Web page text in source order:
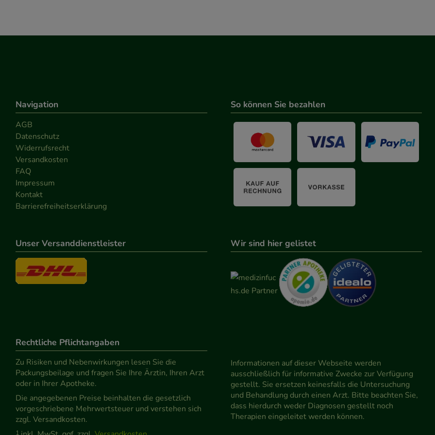
Navigation
AGB
Datenschutz
Widerrufsrecht
Versandkosten
FAQ
Impressum
Kontakt
Barrierefreiheitserklärung
So können Sie bezahlen
Unser Versanddienstleister Wir sind hier gelistet
Rechtliche Pflichtangaben
Zu Risiken und Nebenwirkungen lesen Sie die
Packungsbeilage und fragen Sie Ihre Ärztin, Ihren Arzt
oder in Ihrer Apotheke.
Die angegebenen Preise beinhalten die gesetzlich
vorgeschriebene Mehrwertsteuer und verstehen sich
zzgl. Versandkosten.
1
Informationen auf dieser Webseite werden
ausschließlich für informative Zwecke zur Verfügung
gestellt. Sie ersetzen keinesfalls die Untersuchung
und Behandlung durch einen Arzt. Bitte beachten Sie,
dass hierdurch weder Diagnosen gestellt noch
Therapien eingeleitet werden können.